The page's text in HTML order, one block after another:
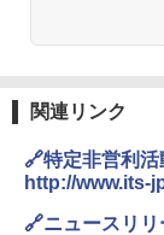
関連リンク
🔗特定非営利
http://www.its-
🔗ニュースリリ